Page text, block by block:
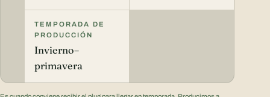
TEMPORADA DE
PRODUCCIÓN
Invierno–
primavera